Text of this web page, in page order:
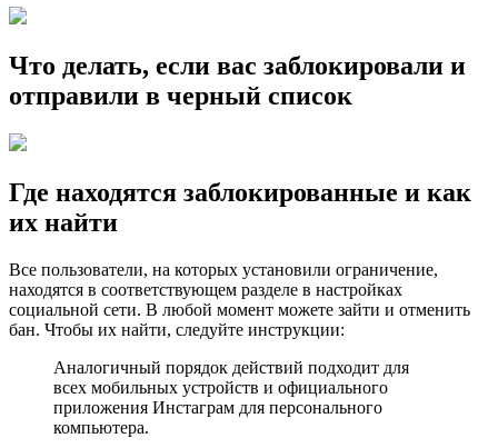
Что делать, если вас заблокировали и
отправили в черный список
Где находятся заблокированные и как
их найти
Все пользователи, на которых установили ограничение,
находятся в соответствующем разделе в настройках
социальной сети. В любой момент можете зайти и отменить
бан. Чтобы их найти, следуйте инструкции:
Аналогичный порядок действий подходит для
всех мобильных устройств и официального
приложения Инстаграм для персонального
компьютера.